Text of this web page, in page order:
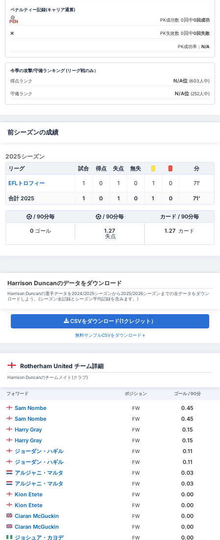
ペナルティー記録(キャリア通算)
PEN PK成功数 0 回中0回成功
PK失敗数 0回中0回失敗
PK成功率：N/A
今季の攻撃/守備ランキング (リーグ戦のみ）
得点ランク
N/A位 (603人中)
守備ランク N/A位 (252人中)
前シーズンの成績
2025シーズン
リーグ 試合 得点 失点 無失 分
EFLトロフィー 1 0 1 0 1 0 71'
合計 2025 1 0 1 0 1 0 71'
/ 90分毎 / 90分毎 カード / 90分毎
0ゴール 1.27
失点
1.27 カード
Harrison Duncanのデータをダウンロード
Harrison Duncanの選手データを2024/2025シーズンから2025/2026シーズンまでの全データをダウン
ロードしよう。(シーズン全記録とシーズン平均記録を含みます。)
CSVをダウンロード(1クレジット）
無料サンプルCSVをダウンロード »
Rotherham United チーム詳細
Harrison Duncanのチームメイト(クラブ)
フォワード ポジション ゴール / 90分
Sam Nombe FW
0.45
Sam Nombe
FW
0.45
Harry Gray
FW
0.15
Harry Gray
FW
0.15
ジョーダン・ハギル
FW
0.11
ジョーダン・ハギル
FW
0.11
アルジャニ・マルタ
FW
0.03
アルジャニ・マルタ
FW
0.03
Kion Etete
FW
0.00
Kion Etete
FW
0.00
Ciaran McGuckin
FW
0.00
Ciaran McGuckin
FW
0.00
ジョシュア・カヨデ
FW 0.00